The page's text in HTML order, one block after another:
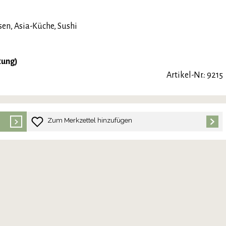
Asia-Küche, Sushi
Artikel-Nr.: 9215
Zum Merkzettel hinzufügen